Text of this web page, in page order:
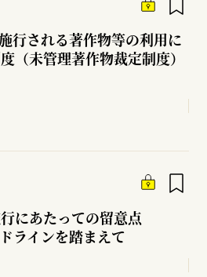
行される著作物等の利用に
（未管理著作物裁定制度）
にあたっての留意点
ラインを踏まえて